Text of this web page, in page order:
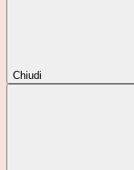
Chiudi